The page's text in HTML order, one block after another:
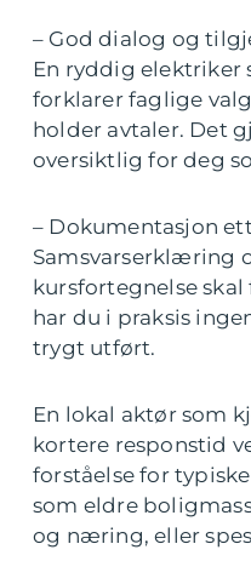
– God dialog og
En ryddig elektriker
forklarer faglige
holder avtaler. Det
oversiktlig for deg
– Dokumentasjon
Samsvarserklæring
kursfortegnelse
har du i praksis
trygt utført.
En lokal aktør som
kortere responstid
forståelse for
som eldre
og næring, eller